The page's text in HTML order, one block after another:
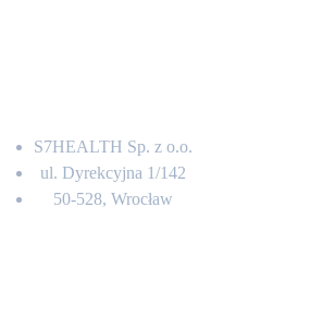
S7HEALTH Sp. z o.o.
ul. Dyrekcyjna 1/142
50-528, Wrocław